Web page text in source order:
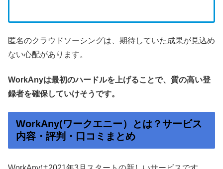
匿名のクラウドソーシングは、期待していた成果が見込め
ない心配があります。
WorkAnyは最初のハードルを上げることで、質の高い登
録者を確保していけそうです。
WorkAny(ワークエニー）とは？サービス
内容・評判・口コミまとめ